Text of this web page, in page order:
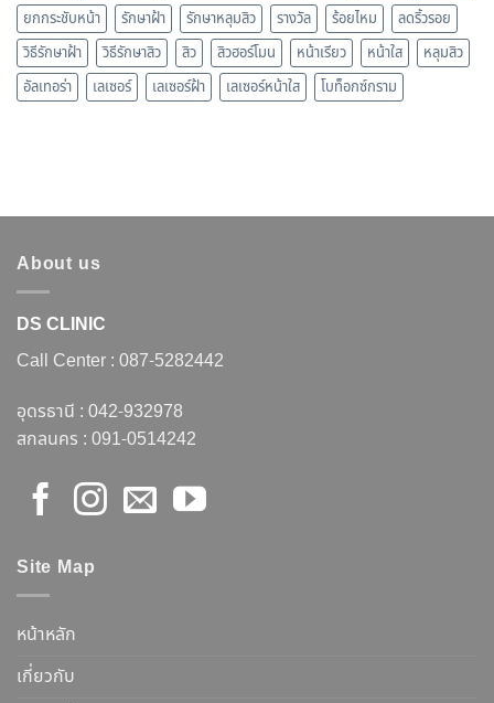
ยกกระชับหน้า
รักษาฝ้า รักษาหลุมสิว รางวัล ร้อยไหม
ลดริ้วรอย
วิธีรักษาฝ้า
วิธีรักษาสิว สิว สิวฮอร์โมน หน้าเรียว หน้าใส
หลุมสิว
อัลเทอร่า
เลเซอร์ เลเซอร์ฝ้า เลเซอร์หน้าใส โบท็อกซ์กราม
About us
DS CLINIC
Call Center : 087-5282442
อุดรธานี : 042-932978
สกลนคร : 091-0514242
Site Map
หน้าหลัก
เกี่ยวกับ